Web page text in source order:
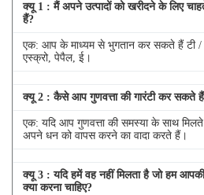
क्यू 1 : मैं अपने उत्पादों को खरीदने के लिए
हैं?
एक: आप के माध्यम से भुगतान कर सकते हैं टी /
एस्क्रो, पेपैल, ई।
क्यू 2 : कैसे आप गुणवत्ता की गारंटी कर सकते
एक: यदि आप गुणवत्ता की समस्या के साथ
अपने धन को वापस करने का वादा करते हैं।
क्यू 3 : यदि हमें वह नहीं मिलता है जो हम
क्या करना चाहिए?